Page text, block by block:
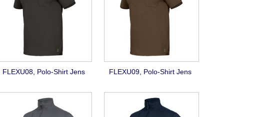
FLEXU08, Polo-Shirt Jens FLEXU09, Polo-Shirt Jens